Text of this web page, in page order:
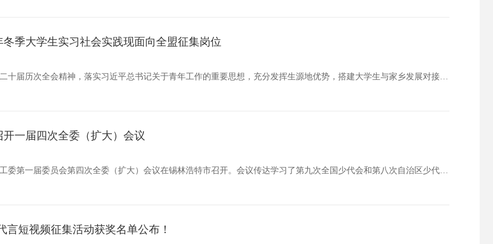
冬季大学生实习社会实践现面向全盟征集岗位
为深入贯彻党的二十大和二十届历次全会精神，落实习近平总书记关于青年工作的重要思想，充分发挥生源地优势，搭建大学生与家乡发展对接的制度化平台，共青团锡林郭勒盟委员会启动2026年度冬季扬帆计划大学生实习项目。本次活动旨在通过政务实践、企业实习…
一届四次全委（扩大）会议
12月30日，锡林郭勒盟少工委第一届委员会第四次全委（扩大）会议在锡林浩特市召开。会议传达学习了第九次全国少代会和第八次自治区少代会精神，总结回顾锡林郭勒盟少工委一届三次全会以来的阶段性工作成效，安排部署下一阶段工作任务。盟教育局局长、少工…
言短视频征集活动获奖名单公布！